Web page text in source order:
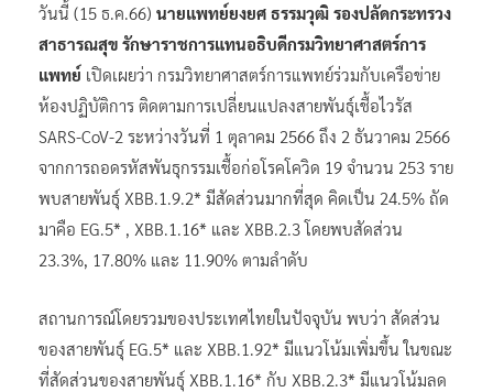
วันนี้ (15 ธ.ค.66) นายแพทย์ยงยศ ธรรมวุฒิ รองปลัดกระทรวง
สาธารณสุข รักษาราชการแทนอธิบดีกรมวิทยาศาสตร์การ
แพทย์ เปิดเผยว่า กรมวิทยาศาสตร์การแพทย์ร่วมกับเครือข่าย
ห้องปฏิบัติการ ติดตามการเปลี่ยนแปลงสายพันธุ์เชื้อไวรัส
SARS-CoV-2 ระหว่างวันที่ 1 ตุลาคม 2566 ถึง 2 ธันวาคม 2566
จากการถอดรหัสพันธุกรรมเชื้อก่อโรคโควิด 19 จำนวน 253 ราย
พบสายพันธุ์ XBB.1.9.2* มีสัดส่วนมากที่สุด คิดเป็น 24.5% ถัด
มาคือ EG.5* , XBB.1.16* และ XBB.2.3 โดยพบสัดส่วน
23.3%, 17.80% และ 11.90% ตามลำดับ
สถานการณ์โดยรวมของประเทศไทยในปัจจุบัน พบว่า สัดส่วน
ของสายพันธุ์ EG.5* และ XBB.1.92* มีแนวโน้มเพิ่มขึ้น ในขณะ
ที่สัดส่วนของสายพันธุ์ XBB.1.16* กับ XBB.2.3* มีแนวโน้มลด